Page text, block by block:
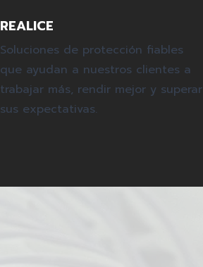
REALICE
Soluciones de protección fiables
que ayudan a nuestros clientes a
trabajar más, rendir mejor y superar
sus expectativas.